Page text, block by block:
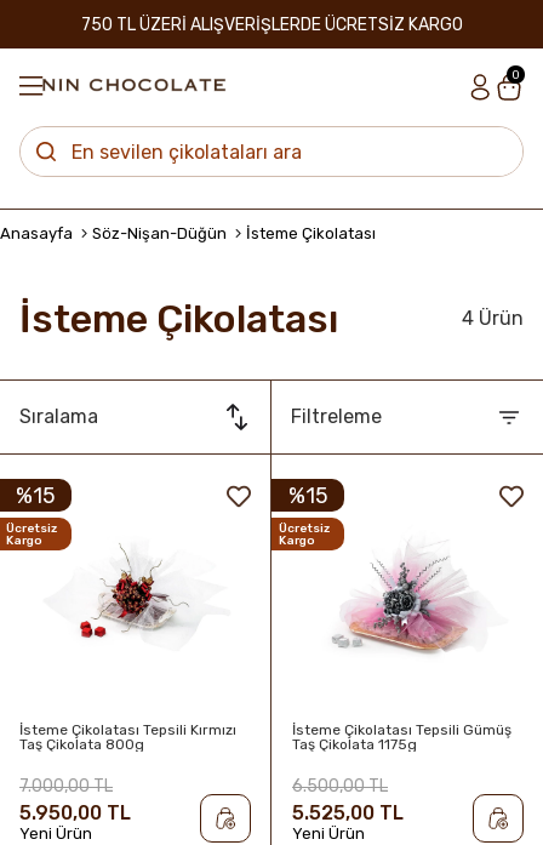
750 TL ÜZERİ ALIŞVERİŞLERDE ÜCRETSİZ KARGO
0
Anasayfa Söz-Nişan-Düğün İsteme Çikolatası
İsteme Çikolatası 4 Ürün
Filtreleme
Sıralama
İsteme Çikolatası Tepsili Kırmızı
Taş Çikolata 800g
5.950,00 TL
7.000,00 TL
Yeni Ürün
%15
Ücretsiz
Kargo
İsteme Çikolatası Tepsili Gümüş
Taş Çikolata 1175g
5.525,00 TL
6.500,00 TL
Yeni Ürün
%15
Ücretsiz
Kargo